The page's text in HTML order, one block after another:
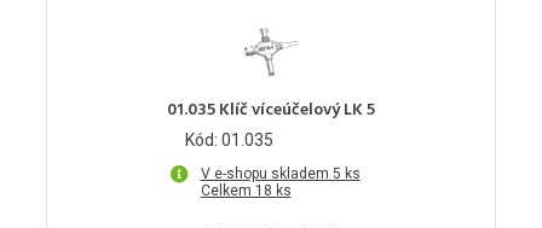
01.035 Klíč víceúčelový LK 5
Kód: 01.035
V e-shopu skladem 5 ks
Celkem 18 ks